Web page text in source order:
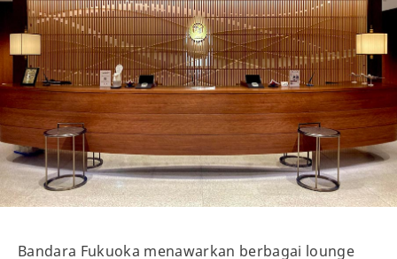
Bandara Fukuoka menawarkan berbagai lounge